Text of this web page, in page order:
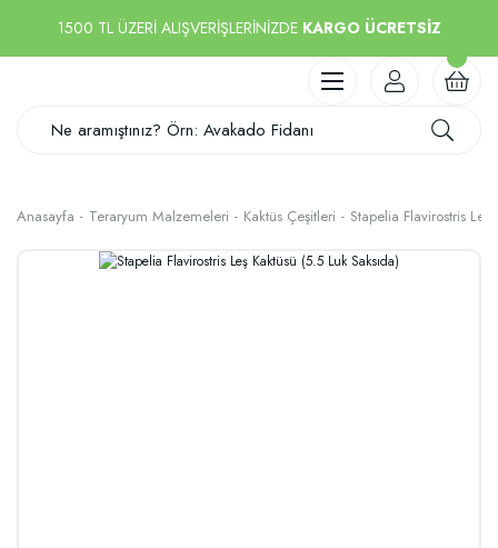
1500 TL ÜZERİ ALIŞVERİŞLERİNİZDE KARGO ÜCRETSİZ
Anasayfa Teraryum Malzemeleri Kaktüs Çeşitleri Stapelia Flavirostris Leş